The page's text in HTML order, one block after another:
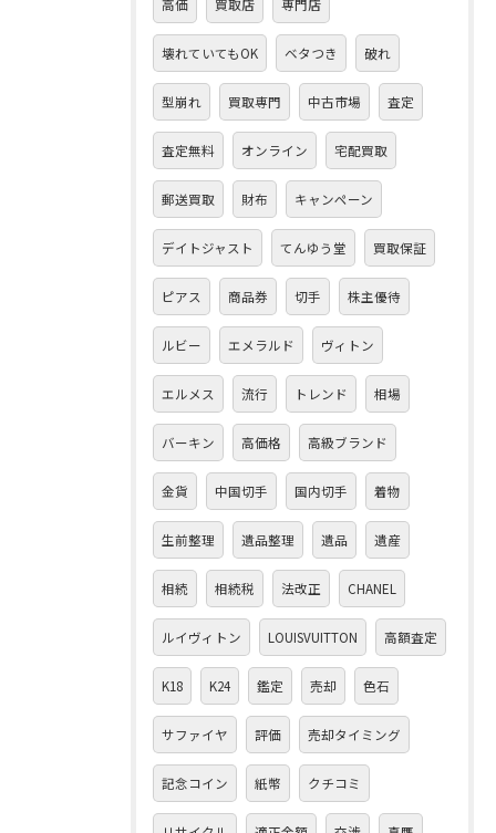
高価 買取店 専門店
壊れていてもOK ベタつき 破れ
型崩れ 買取専門 中古市場 査定
査定無料 オンライン 宅配買取
郵送買取 財布 キャンペーン
デイトジャスト てんゆう堂 買取保証
ピアス 商品券 切手 株主優待
ルビー エメラルド ヴィトン
エルメス 流行 トレンド 相場
バーキン 高価格 高級ブランド
金貨 中国切手 国内切手 着物
生前整理 遺品整理 遺品 遺産
相続 相続税 法改正 CHANEL
ルイヴィトン LOUISVUITTON 高額査定
K18 K24 鑑定 売却 色石
サファイヤ 評価 売却タイミング
記念コイン 紙幣 クチコミ